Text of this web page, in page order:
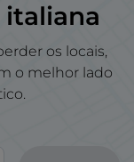
italiana
os locais,
o melhor lado